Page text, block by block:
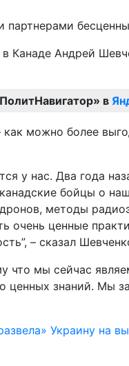
партнерами
Канаде Андрей
в
можно более
у нас. Два года
бойцы о
методы
очень ценные
– сказал
что мы сейчас
ценных знаний. Мы
Украину на